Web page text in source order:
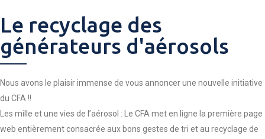
Le recyclage des
générateurs d'aérosols
Nous avons le plaisir immense de vous annoncer une nouvelle initiative
du CFA !!
Les mille et une vies de l’aérosol : Le CFA met en ligne la première page
web entièrement consacrée aux bons gestes de tri et au recyclage de